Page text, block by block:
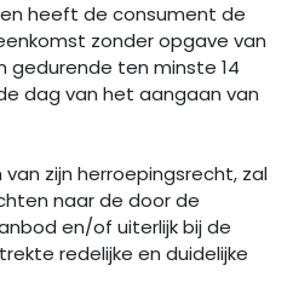
heeft de consument de
zonder opgave van
gedurende ten minste 14
dag van het aangaan van
zijn herroepingsrecht, zal
naar de door de
en/of uiterlijk bij de
redelijke en duidelijke